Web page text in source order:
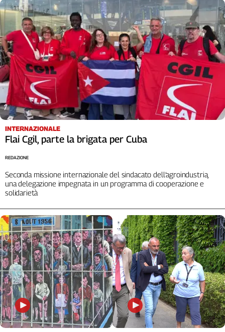
INTERNAZIONALE
Flai Cgil, parte la brigata per Cuba
Seconda missione internazionale del sindacato dell’agroindustria,
una delegazione impegnata in un programma di cooperazione e
solidarietà
REDAZIONE